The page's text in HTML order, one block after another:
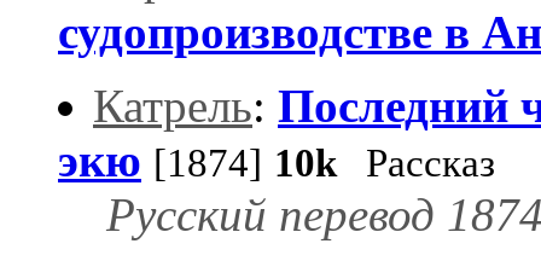
судопроизводстве в
Катрель: Последний
экю [1874] 10kРассказ
Русский перевод